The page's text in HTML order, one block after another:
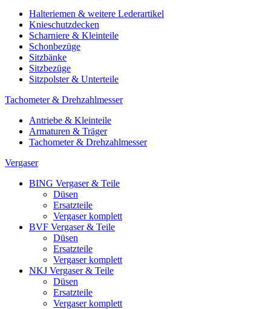
Halteriemen & weitere Lederartikel
Knieschutzdecken
Scharniere & Kleinteile
Schonbezüge
Sitzbänke
Sitzbezüge
Sitzpolster & Unterteile
Tachometer & Drehzahlmesser
Antriebe & Kleinteile
Armaturen & Träger
Tachometer & Drehzahlmesser
Vergaser
BING Vergaser & Teile
Düsen
Ersatzteile
Vergaser komplett
BVF Vergaser & Teile
Düsen
Ersatzteile
Vergaser komplett
NKJ Vergaser & Teile
Düsen
Ersatzteile
Vergaser komplett